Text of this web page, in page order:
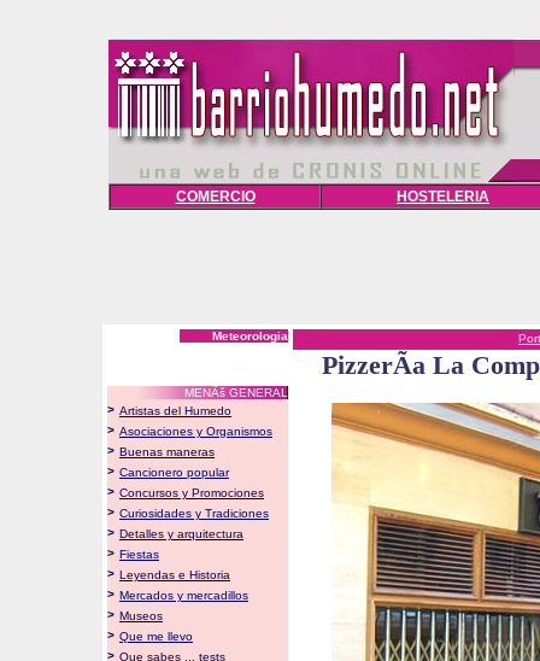
COMERCIO HOSTELERIA
Meteorologia
MENÃš GENERAL
> Artistas del Humedo
> Asociaciones y Organismos
> Buenas maneras
> Cancionero popular
> Concursos y Promociones
> Curiosidades y Tradiciones
> Detalles y arquitectura
> Fiestas
> Leyendas e Historia
> Mercados y mercadillos
> Museos
> Que me llevo
> Que sabes ... tests
PizzerÃ­a La